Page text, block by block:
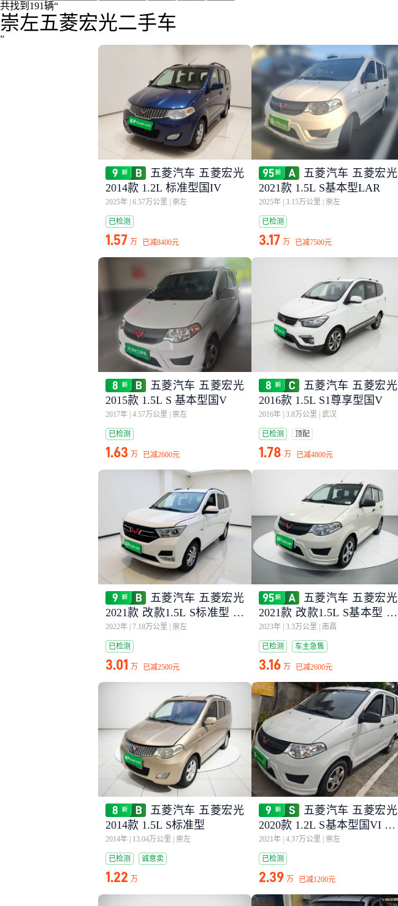
共找到191辆“
崇左五菱宏光二手车
”
五菱汽车 五菱宏光
2014款 1.2L 标准型国IV
2025年 6.57万公里 崇左
已检测
1.57 万 已减8400元
五菱汽车 五菱宏光
2021款 1.5L S基本型LAR
2025年 3.15万公里 崇左
已检测
3.17 万 已减7500元
五菱汽车 五菱宏光
2015款 1.5L S 基本型国V
2017年 4.57万公里 崇左
已检测
1.63 万 已减2600元
五菱汽车 五菱宏光
2016款 1.5L S1尊享型国V
2016年 3.8万公里 武汉
已检测 顶配
1.78 万 已减4800元
五菱汽车 五菱宏光
2021款 改款1.5L S标准型 电
动助力LAR
2022年 7.18万公里 崇左
已检测
3.01 万 已减2500元
五菱汽车 五菱宏光
2021款 改款1.5L S基本型 电
动助力LAR
2023年 3.3万公里 南昌
已检测 车主急售
3.16 万 已减2600元
五菱汽车 五菱宏光
2014款 1.5L S标准型
2014年 13.04万公里 崇左
已检测 诚意卖
1.22 万
五菱汽车 五菱宏光
2020款 1.2L S基本型国VI LS
I
2021年 4.37万公里 崇左
已检测
2.39 万 已减1200元